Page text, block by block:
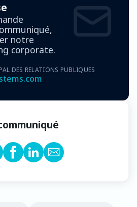
notre
corporate.
DES RELATIONS PUBLIQUES